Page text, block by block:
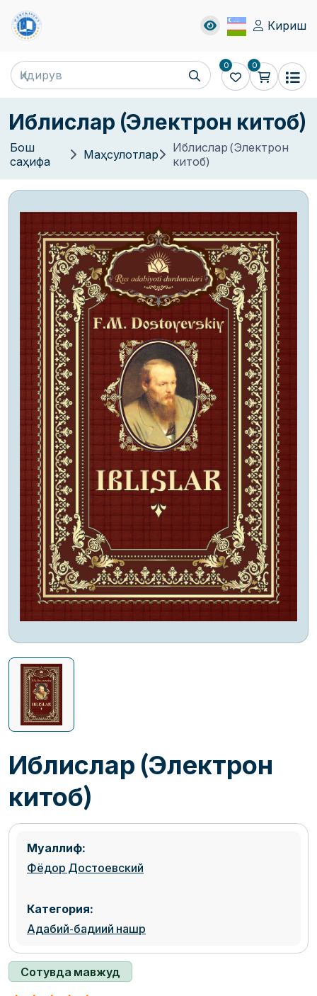
Кириш
0 0
Иблислар (Электрон китоб)
Бош
саҳифа
Маҳсулотлар
Иблислар (Электрон
китоб)
Иблислар (Электрон
китоб)
Муаллиф:
Фёдор Достоевский
Категория:
Адабий-бадиий нашр
Сотувда мавжуд